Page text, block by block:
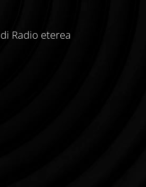
Radio eterea